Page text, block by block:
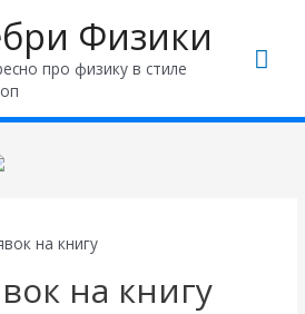
Физики
про физику в стиле
на книгу
на книгу